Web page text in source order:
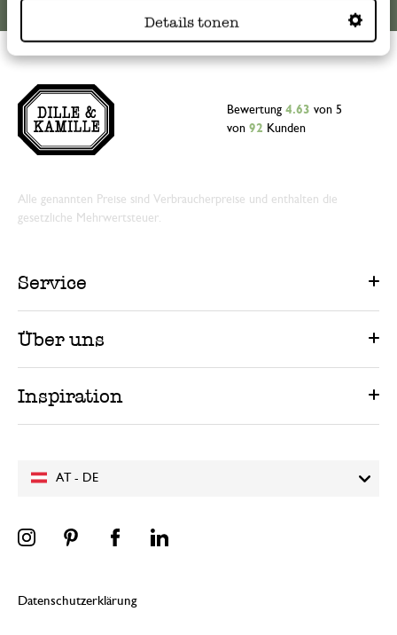
Details tonen
AT - DE
Bewertung 4.63 von 5
von 92 Kunden
Alle genannten Preise sind Verbraucherpreise und enthalten die
gesetzliche Mehrwertsteuer.
Service
Über uns
Inspiration
Datenschutzerklärung